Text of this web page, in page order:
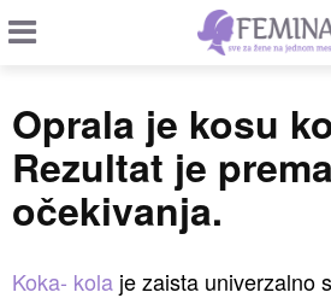
Oprala je kosu
Rezultat je
očekivanja.
Koka- kola je zaista univerzalno